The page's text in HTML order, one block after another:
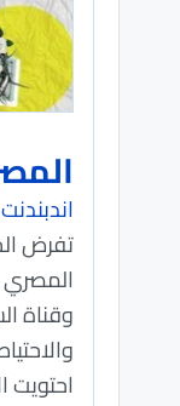
تفرض
المصري
وقناة
احتويت